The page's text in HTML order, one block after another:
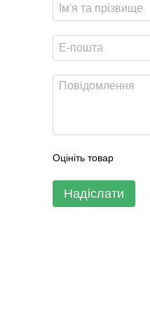
Оцініть товар
Надіслати